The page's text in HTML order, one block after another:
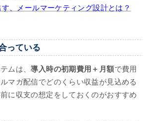
、メールマーケティング設計とは？
っている
ムは、導入時の初期費用＋月額で費用
マガ配信でどのくらい収益が見込める
に収支の想定をしておくのがおすすめ